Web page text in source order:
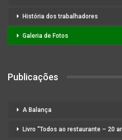
História dos trabalhadores
Galeria de Fotos
Publicações
A Balança
Livro “Todos ao restaurante – 20